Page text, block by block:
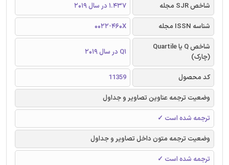
شاخص SJR مجله
1.437 در سال 2019
شناسه ISSN مجله
0022-460X
شاخص Q یا Quartile
(چارک)
Q1 در سال 2019
کد محصول
11359
وضعیت ترجمه عناوین تصاویر و جداول
ترجمه شده است ✓
وضعیت ترجمه متون داخل تصاویر و جداول
ترجمه شده است ✓